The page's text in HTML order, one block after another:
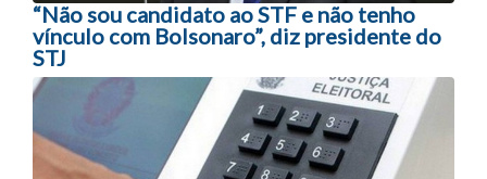
“Não sou candidato ao STF e não tenho
vínculo com Bolsonaro”, diz presidente do
STJ